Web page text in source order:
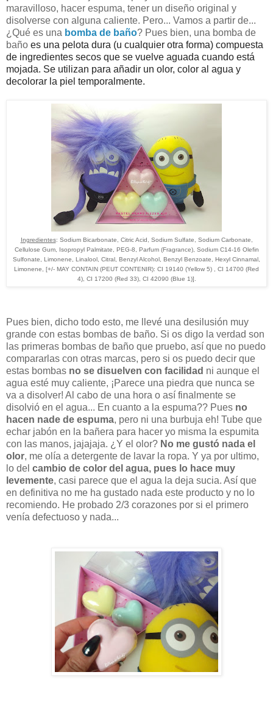
maravilloso, hacer espuma, tener un diseño original y
disolverse con alguna caliente. Pero... Vamos a partir de...
¿Qué es una bomba de baño? Pues bien, una bomba de
baño es una pelota dura (u cualquier otra forma) compuesta
de ingredientes secos que se vuelve aguada cuando está
mojada. Se utilizan para añadir un olor, color al agua y
decolorar la piel temporalmente.
Ingredientes: Sodium Bicarbonate, Citric Acid, Sodium Sulfate, Sodium Carbonate,
Cellulose Gum, Isopropyl Palmitate, PEG-8, Parfum (Fragrance), Sodium C14-16 Olefin
Sulfonate, Limonene, Linalool, Citral, Benzyl Alcohol, Benzyl Benzoate, Hexyl Cinnamal,
Limonene, [+/- MAY CONTAIN (PEUT CONTENIR): CI 19140 (Yellow 5) , CI 14700 (Red
4), CI 17200 (Red 33), CI 42090 (Blue 1)].
Pues bien, dicho todo esto, me llevé una desilusión muy
grande con estas bombas de baño. Si os digo la verdad son
las primeras bombas de baño que pruebo, así que no puedo
compararlas con otras marcas, pero si os puedo decir que
estas bombas no se disuelven con facilidad ni aunque el
agua esté muy caliente, ¡Parece una piedra que nunca se
va a disolver! Al cabo de una hora o así finalmente se
disolvió en el agua... En cuanto a la espuma?? Pues no
hacen nade de espuma, pero ni una burbuja eh! Tube que
echar jabón en la bañera para hacer yo misma la espumita
con las manos, jajajaja. ¿Y el olor? No me gustó nada el
olor, me olía a detergente de lavar la ropa. Y ya por ultimo,
lo del cambio de color del agua, pues lo hace muy
levemente, casi parece que el agua la deja sucia. Así que
en definitiva no me ha gustado nada este producto y no lo
recomiendo. He probado 2/3 corazones por si el primero
venía defectuoso y nada...